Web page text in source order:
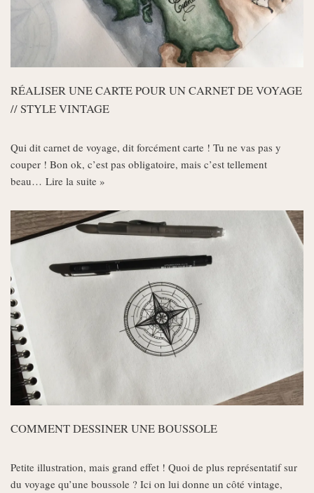
RÉALISER UNE CARTE POUR UN CARNET DE VOYAGE
// STYLE VINTAGE
Qui dit carnet de voyage, dit forcément carte ! Tu ne vas pas y
couper ! Bon ok, c’est pas obligatoire, mais c’est tellement
beau… Lire la suite »
COMMENT DESSINER UNE BOUSSOLE
Petite illustration, mais grand effet ! Quoi de plus représentatif sur
du voyage qu’une boussole ? Ici on lui donne un côté vintage,